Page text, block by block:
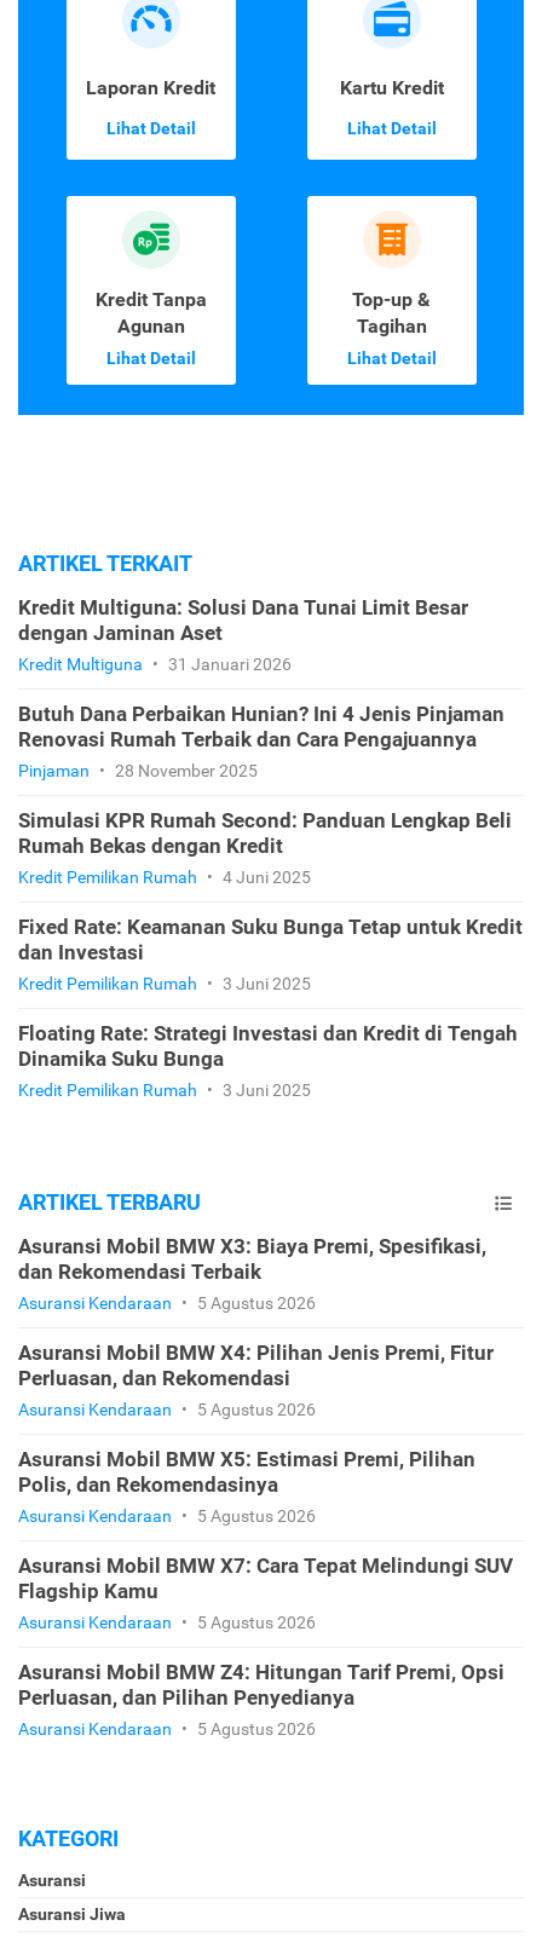
Laporan Kredit
Lihat Detail
Kartu Kredit
Lihat Detail
Kredit Tanpa
Agunan
Lihat Detail
Top-up &
Tagihan
Lihat Detail
ARTIKEL TERKAIT
Kredit Multiguna: Solusi Dana Tunai Limit Besar
dengan Jaminan Aset
Kredit Multiguna • 31 Januari 2026
Butuh Dana Perbaikan Hunian? Ini 4 Jenis Pinjaman
Renovasi Rumah Terbaik dan Cara Pengajuannya
Pinjaman • 28 November 2025
Simulasi KPR Rumah Second: Panduan Lengkap Beli
Rumah Bekas dengan Kredit
Kredit Pemilikan Rumah • 4 Juni 2025
Fixed Rate: Keamanan Suku Bunga Tetap untuk Kredit
dan Investasi
Kredit Pemilikan Rumah • 3 Juni 2025
Floating Rate: Strategi Investasi dan Kredit di Tengah
Dinamika Suku Bunga
Kredit Pemilikan Rumah • 3 Juni 2025
ARTIKEL TERBARU
Asuransi Mobil BMW X3: Biaya Premi, Spesifikasi,
dan Rekomendasi Terbaik
Asuransi Kendaraan • 5 Agustus 2026
Asuransi Mobil BMW X4: Pilihan Jenis Premi, Fitur
Perluasan, dan Rekomendasi
Asuransi Kendaraan • 5 Agustus 2026
Asuransi Mobil BMW X5: Estimasi Premi, Pilihan
Polis, dan Rekomendasinya
Asuransi Kendaraan • 5 Agustus 2026
Asuransi Mobil BMW X7: Cara Tepat Melindungi SUV
Flagship Kamu
Asuransi Kendaraan • 5 Agustus 2026
Asuransi Mobil BMW Z4: Hitungan Tarif Premi, Opsi
Perluasan, dan Pilihan Penyedianya
Asuransi Kendaraan • 5 Agustus 2026
KATEGORI
Asuransi
Asuransi Jiwa